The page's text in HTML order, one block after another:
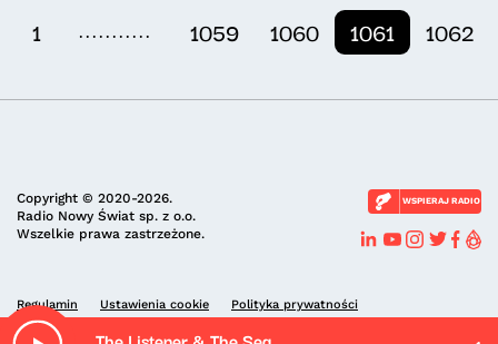
1 ........... 1059 1060 1061 1062
Copyright © 2020-2026.
Radio Nowy Świat sp. z o.o.
Wszelkie prawa zastrzeżone.
WSPIERAJ RADIO
Regulamin Ustawienia cookie Polityka prywatności